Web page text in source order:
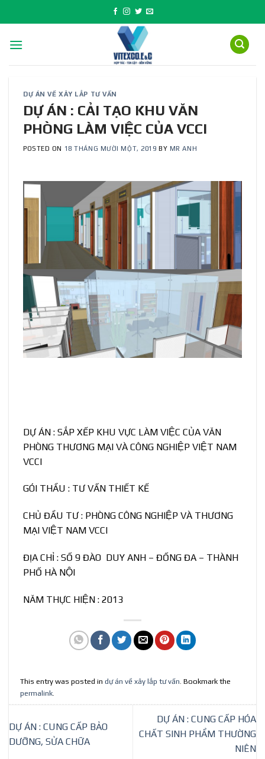
to
DỰ ÁN VỀ XÂY LẮP TƯ VẤN
DỰ ÁN : CẢI TẠO KHU VĂN
PHÒNG LÀM VIỆC CỦA VCCI
POSTED ON 18 THÁNG MƯỜI MỘT, 2019 BY MR ANH
DỰ ÁN : SẮP XẾP KHU VỰC LÀM VIỆC CỦA VĂN
PHÒNG THƯƠNG MẠI VÀ CÔNG NGHIỆP VIỆT NAM
VCCI
GÓI THẦU : TƯ VẤN THIẾT KẾ
CHỦ ĐẦU TƯ : PHÒNG CÔNG NGHIỆP VÀ THƯƠNG
MẠI VIỆT NAM VCCI
ĐỊA CHỈ : SỐ 9 ĐÀO DUY ANH – ĐỐNG ĐA – THÀNH
PHỐ HÀ NỘI
NĂM THỰC HIỆN : 2013
This entry was posted indự án về xây lắp tư vấn. Bookmark the
permalink.
DỰ ÁN : CUNG CẤP BẢO
DƯỠNG, SỬA CHỮA
DỰ ÁN : CUNG CẤP HÓA
CHẤT SINH PHẨM THƯỜNG
NIÊN